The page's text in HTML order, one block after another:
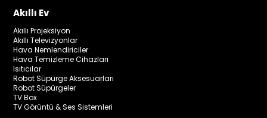
Akıllı Ev
Akıllı Projeksiyon
Akıllı Televizyonlar
Hava Nemlendiriciler
Hava Temizleme Cihazları
Isıtıcılar
Robot Süpürge Aksesuarları
Robot Süpürgeler
TV Box
TV Görüntü & Ses Sistemleri